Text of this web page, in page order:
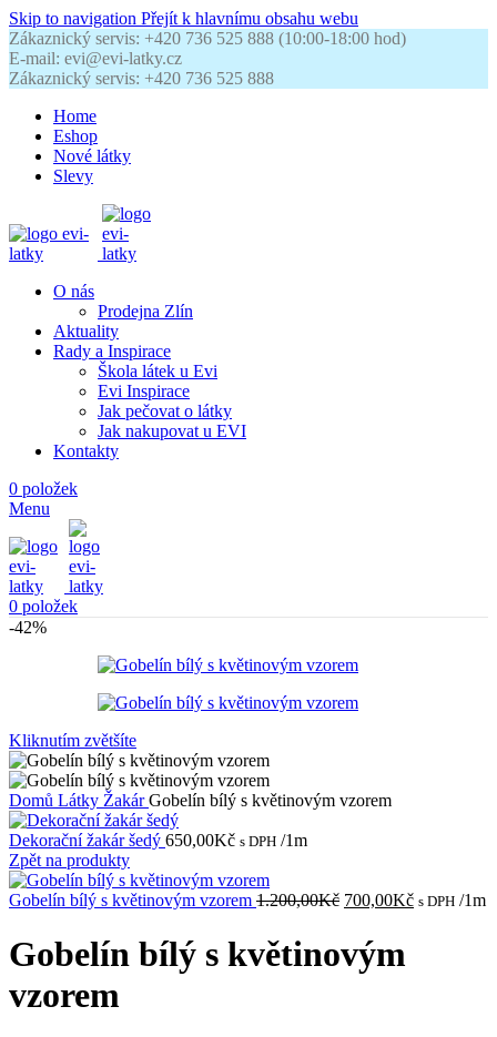
Skip to navigation Přejít k hlavnímu obsahu webu
Zákaznický servis: +420 736 525 888 (10:00-18:00 hod)
E-mail: evi@evi-latky.cz
Zákaznický servis: +420 736 525 888
Home
Eshop
Nové látky
Slevy
O nás
Prodejna Zlín
Aktuality
Rady a Inspirace
Škola látek u Evi
Evi Inspirace
Jak pečovat o látky
Jak nakupovat u EVI
Kontakty
0 položek
Menu
0 položek
-42%
Kliknutím zvětšíte
Domů Látky ŽakárGobelín bílý s květinovým vzorem
Dekorační žakár šedý 650,00Kč s DPH /1m
Zpět na produkty
Gobelín bílý s květinovým vzorem 1.200,00Kč Původní
byla:
1.200,00Kč.
700,00KčAktuální
s DPH /1m
Gobelín bílý s květinovým
vzorem